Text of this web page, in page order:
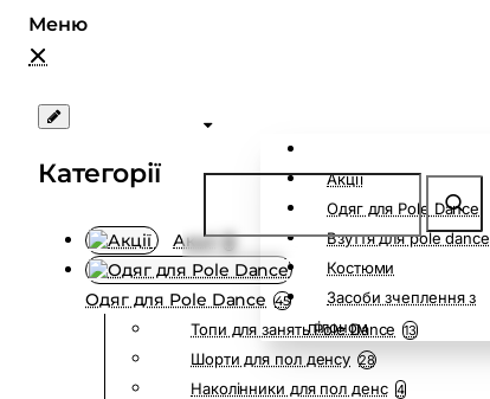
Категорії
Акції 0
Одяг для Pole Dance 45
Топи для занять Pole Dance 13
Шорти для пол денсу 28
Наколінники для пол денс 4
Акції
Одяг для Pole Dance
Взуття для pole dance
Костюми
Засоби зчеплення з
пілоном